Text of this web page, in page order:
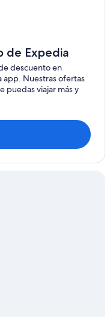
Tigre
de Expedia
descuento en
app. Nuestras ofertas
puedas viajar más y